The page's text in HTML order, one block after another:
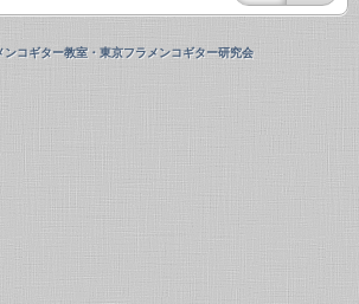
ンコギター教室・東京フラメンコギター研究会